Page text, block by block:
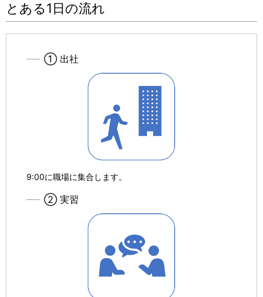
とある1日の流れ
① 出社
9:00に職場に集合します。
② 実習